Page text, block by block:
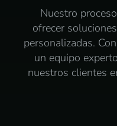
Nuestro
ofrecer
personalizadas.
un equipo
nuestros clientes